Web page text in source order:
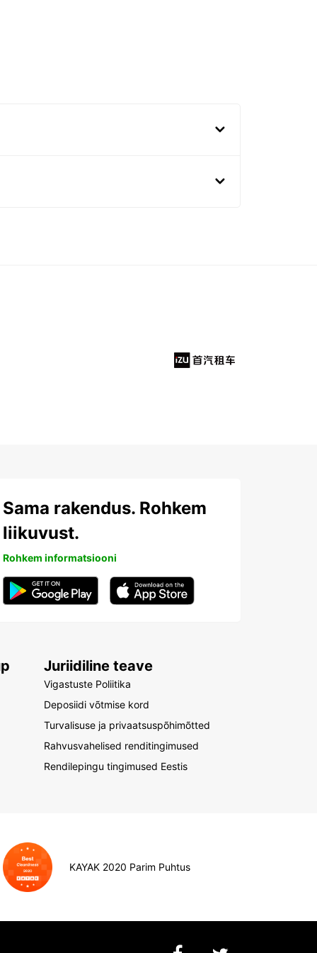
Sama rakendus. Rohkem
liikuvust.
Rohkem informatsiooni
Juriidiline teave
Vigastuste Poliitika
Deposiidi võtmise kord
Turvalisuse ja privaatsuspõhimõtted
Rahvusvahelised renditingimused
Rendilepingu tingimused Eestis
KAYAK 2020 Parim Puhtus